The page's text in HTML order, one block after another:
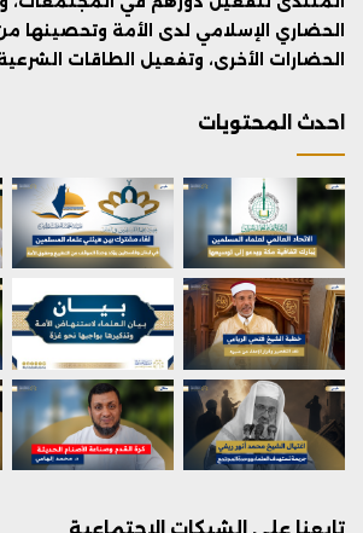
الحضاري الإسلامي لدى الأمة وتحصينها
الحضارات الأخرى، وتفعيل الطاقات
احدث المحتويات